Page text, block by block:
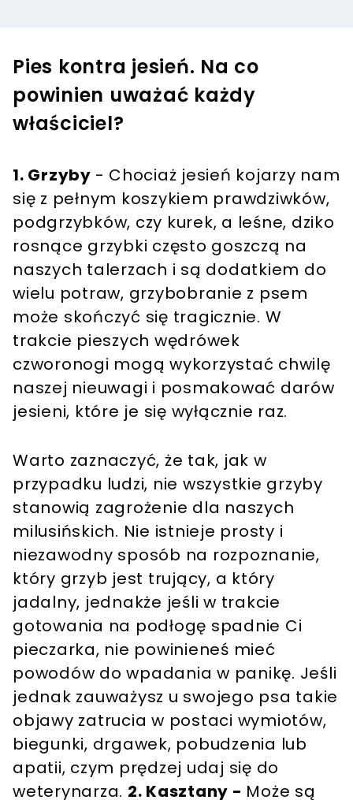
Pies kontra jesień. Na co
powinien uważać każdy
właściciel?
1. Grzyby - Chociaż jesień kojarzy nam
się z pełnym koszykiem prawdziwków,
podgrzybków, czy kurek, a leśne, dziko
rosnące grzybki często goszczą na
naszych talerzach i są dodatkiem do
wielu potraw, grzybobranie z psem
może skończyć się tragicznie. W
trakcie pieszych wędrówek
czworonogi mogą wykorzystać chwilę
naszej nieuwagi i posmakować darów
jesieni, które je się wyłącznie raz.
Warto zaznaczyć, że tak, jak w
przypadku ludzi, nie wszystkie grzyby
stanowią zagrożenie dla naszych
milusińskich. Nie istnieje prosty i
niezawodny sposób na rozpoznanie,
który grzyb jest trujący, a który
jadalny, jednakże jeśli w trakcie
gotowania na podłogę spadnie Ci
pieczarka, nie powinieneś mieć
powodów do wpadania w panikę. Jeśli
jednak zauważysz u swojego psa takie
objawy zatrucia w postaci wymiotów,
biegunki, drgawek, pobudzenia lub
apatii, czym prędzej udaj się do
weterynarza. 2. Kasztany - Może są